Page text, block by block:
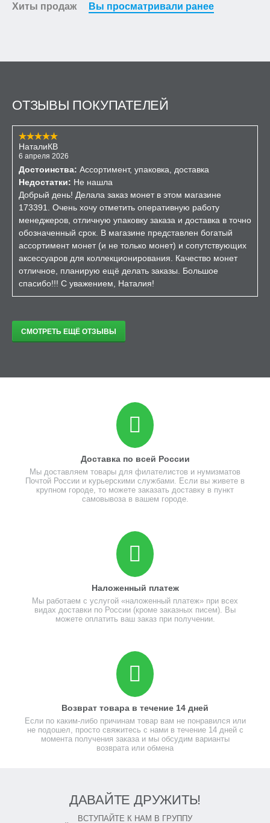
Хиты продаж Вы просматривали ранее
ОТЗЫВЫ ПОКУПАТЕЛЕЙ
НаталиКВ
6 апреля 2026
Достоинства: Ассортимент, упаковка, доставка
Недостатки: Не нашла
Добрый день! Делала заказ монет в этом магазине
173391. Очень хочу отметить оперативную работу
менеджеров, отличную упаковку заказа и доставка в точно
обозначенный срок. В магазине представлен богатый
ассортимент монет (и не только монет) и сопутствующих
аксессуаров для коллекционирования. Качество монет
отличное, планирую ещё делать заказы. Большое
спасибо!!! С уважением, Наталия!
СМОТРЕТЬ ЕЩЁ ОТЗЫВЫ
Доставка по всей России
Мы доставляем товары для филателистов и нумизматов
Почтой России и курьерскими службами. Если вы живете в
крупном городе, то можете заказать доставку в пункт
самовывоза в вашем городе.
Наложенный платеж
Мы работаем с услугой «наложенный платеж» при всех
видах доставки по России (кроме заказных писем). Вы
можете оплатить ваш заказ при получении.
Возврат товара в течение 14 дней
Если по каким-либо причинам товар вам не понравился или
не подошел, просто свяжитесь с нами в течение 14 дней с
момента получения заказа и мы обсудим варианты
возврата или обмена
ДАВАЙТЕ ДРУЖИТЬ!
ВСТУПАЙТЕ К НАМ В ГРУППУ